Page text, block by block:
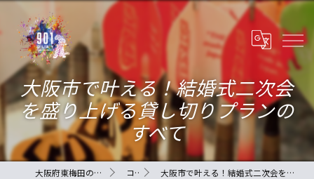
大阪市で叶える！結婚式二次会
を盛り上げる貸し切りプランの
すべて
大阪府東梅田のバーなら901-QLAY- コラム 大阪市で叶える！結婚式二次会を盛り上げる貸し切りプランのすべて